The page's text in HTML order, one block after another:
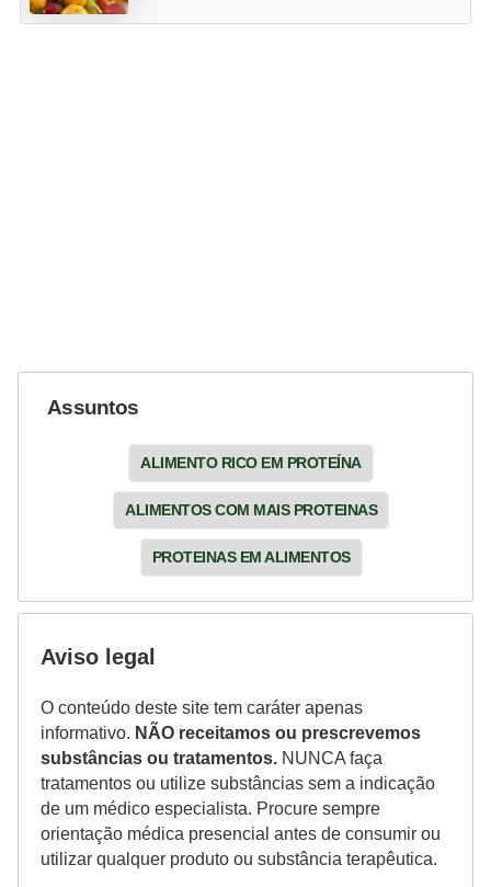
Assuntos
ALIMENTO RICO EM PROTEÍNA
ALIMENTOS COM MAIS PROTEINAS
PROTEINAS EM ALIMENTOS
Aviso legal
O conteúdo deste site tem caráter apenas
informativo. NÃO receitamos ou prescrevemos
substâncias ou tratamentos. NUNCA faça
tratamentos ou utilize substâncias sem a indicação
de um médico especialista. Procure sempre
orientação médica presencial antes de consumir ou
utilizar qualquer produto ou substância terapêutica.